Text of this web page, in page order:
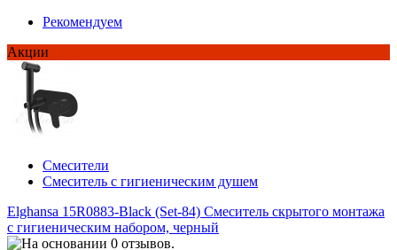
Рекомендуем
Акции
Смесители
Смеситель с гигиеническим душем
Elghansa 15R0883-Black (Set-84) Смеситель скрытого монтажа
с гигиеническим набором, черный